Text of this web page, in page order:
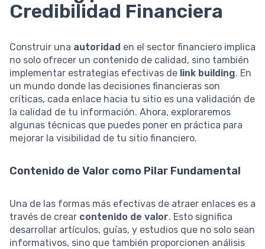
Credibilidad Financiera
Construir una autoridad en el sector financiero implica
no solo ofrecer un contenido de calidad, sino también
implementar estrategias efectivas de link building. En
un mundo donde las decisiones financieras son
críticas, cada enlace hacia tu sitio es una validación de
la calidad de tu información. Ahora, exploraremos
algunas técnicas que puedes poner en práctica para
mejorar la visibilidad de tu sitio financiero.
Contenido de Valor como Pilar Fundamental
Una de las formas más efectivas de atraer enlaces es a
través de crear contenido de valor. Esto significa
desarrollar artículos, guías, y estudios que no solo sean
informativos, sino que también proporcionen análisis